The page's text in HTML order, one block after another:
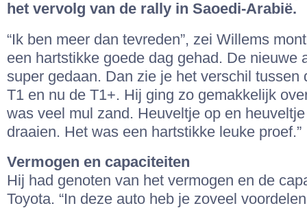
het vervolg van de rally in Saoedi-Arabië.
“Ik ben meer dan tevreden”, zei Willems
een hartstikke goede dag gehad. De nieuwe
super gedaan. Dan zie je het verschil tussen
T1 en nu de T1+. Hij ging zo gemakkelijk
was veel mul zand. Heuveltje op en
draaien. Het was een hartstikke leuke proef.”
Vermogen en capaciteiten
Hij had genoten van het vermogen en de
Toyota. “In deze auto heb je zoveel